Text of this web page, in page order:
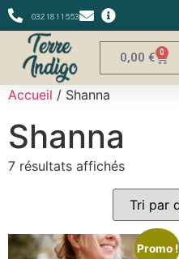
0321811553
0,00 € 0
Accueil / Shanna
Shanna
7 résultats affichés
Promo !